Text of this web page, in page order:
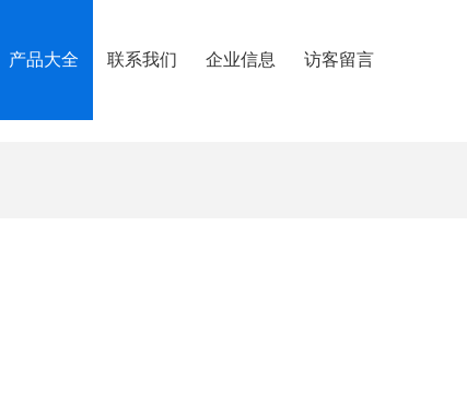
产品大全 联系我们 企业信息 访客留言